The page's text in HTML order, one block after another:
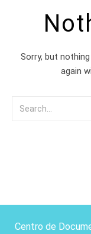
Sorry, but
again
Centro de